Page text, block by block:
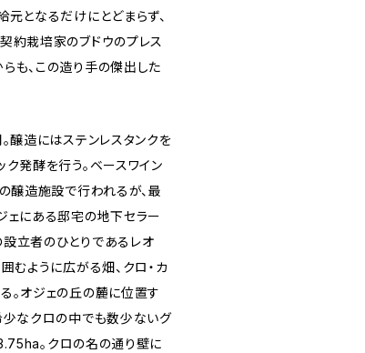
元となるだけにとどまらず、
約栽培家のブドウのプレス
も、この造り手の傑出した
醸造にはステンレスタンクを
ク発酵を行う。ベースワイン
醸造施設で行われるが、最
ェにある邸宅の地下セラー
立者のひとりであるレオ
むように広がる畑、クロ・カ
。オジェの丘の麓に位置す
少なクロの中でも数少ないグ
。クロの名の通り壁に